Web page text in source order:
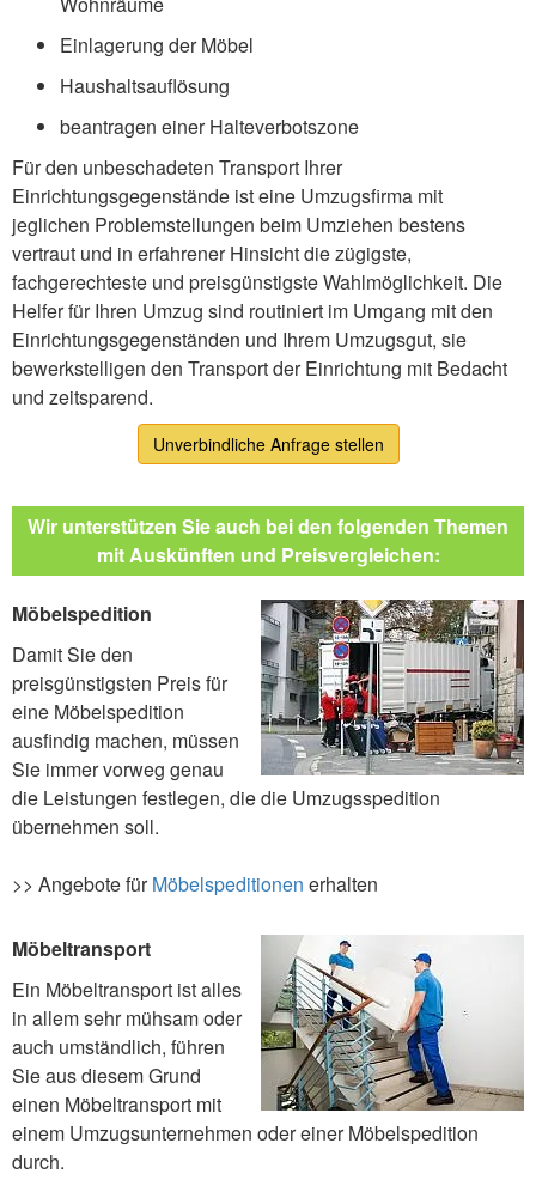
Einlagerung der Möbel
Haushaltsauflösung
beantragen einer Halteverbotszone
Für den unbeschadeten Transport Ihrer
Einrichtungsgegenstände ist eine Umzugsfirma mit
jeglichen Problemstellungen beim Umziehen bestens
vertraut und in erfahrener Hinsicht die zügigste,
fachgerechteste und preisgünstigste Wahlmöglichkeit. Die
Helfer für Ihren Umzug sind routiniert im Umgang mit den
Einrichtungsgegenständen und Ihrem Umzugsgut, sie
bewerkstelligen den Transport der Einrichtung mit Bedacht
und zeitsparend.
Unverbindliche Anfrage stellen
Wir unterstützen Sie auch bei den folgenden Themen
mit Auskünften und Preisvergleichen:
Möbelspedition
Damit Sie den
preisgünstigsten Preis für
eine Möbelspedition
ausfindig machen, müssen
Sie immer vorweg genau
die Leistungen festlegen, die die Umzugsspedition
übernehmen soll.
>> Angebote fürMöbelspeditionen erhalten
Möbeltransport
Ein Möbeltransport ist alles
in allem sehr mühsam oder
auch umständlich, führen
Sie aus diesem Grund
einen Möbeltransport mit
einem Umzugsunternehmen oder einer Möbelspedition
durch.